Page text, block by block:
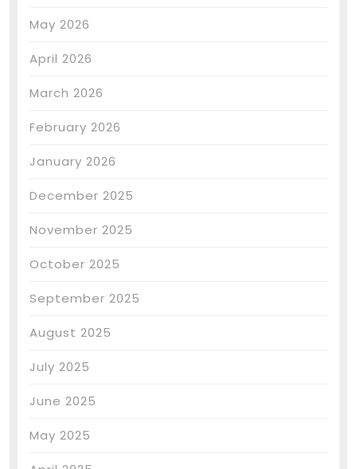
May 2026
April 2026
March 2026
February 2026
January 2026
December 2025
November 2025
October 2025
September 2025
August 2025
July 2025
June 2025
May 2025